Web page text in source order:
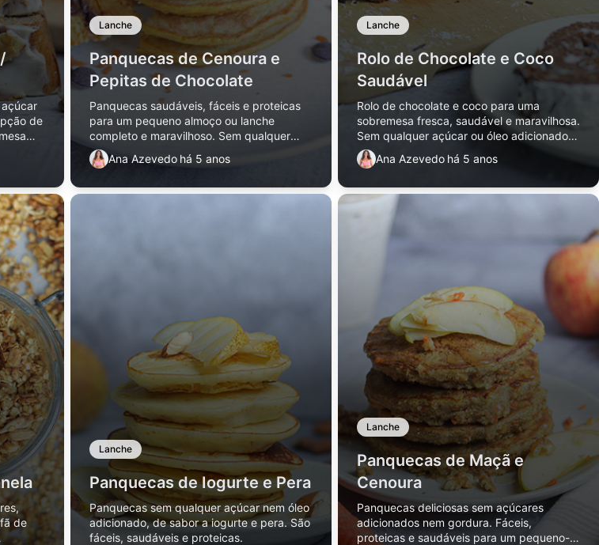
de
Lanche
Panquecas de Cenoura e
Pepitas de Chocolate
Panquecas saudáveis, fáceis e proteicas
para um pequeno almoço ou lanche
completo e maravilhoso. Sem qualquer
açúcar nem óleos adicionados.
Ana Azevedo há 5 anos
Lanche
Rolo de Chocolate e Coco
Saudável
Rolo de chocolate e coco para uma
sobremesa fresca, saudável e maravilhosa.
Sem qualquer açúcar ou óleo adicionado e
ainda com opção menos calórica e
saudável para os teus lanches ou
Ana Azevedo há 5 anos
de
Lanche
Panquecas de Iogurte e Pera
Panquecas sem qualquer açúcar nem óleo
adicionado, de sabor a iogurte e pera. São
fáceis, saudáveis e proteicas.
Lanche
Panquecas de Maçã e
Cenoura
Panquecas deliciosas sem açúcares
adicionados nem gordura. Fáceis,
proteicas e saudáveis para um pequeno-